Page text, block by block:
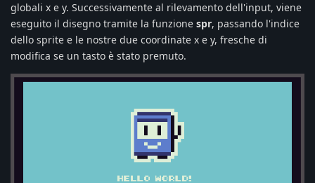
globali x e y. Successivamente al rilevamento dell'input, viene
eseguito il disegno tramite la funzione spr, passando l'indice
dello sprite e le nostre due coordinate x e y, fresche di
modifica se un tasto è stato premuto.